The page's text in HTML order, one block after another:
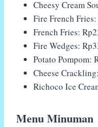
Cheesy Cream
Fire French
French Fries:
Fire Wedges:
Potato Pompom:
Cheese
Richoco Ice
Menu Minuman